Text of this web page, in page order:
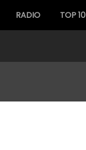
RADIO TOP 10